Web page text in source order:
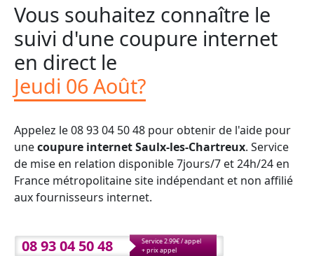
Vous souhaitez connaître le
suivi d'une coupure internet
en direct le
Jeudi 06 Août?
Appelez le 08 93 04 50 48 pour obtenir de l'aide pour
unecoupure internet Saulx-les-Chartreux. Service
de mise en relation disponible 7jours/7 et 24h/24 en
France métropolitaine site indépendant et non affilié
aux fournisseurs internet.
08 93 04 50 48
Service 2.99€ / appel
+ prix appel